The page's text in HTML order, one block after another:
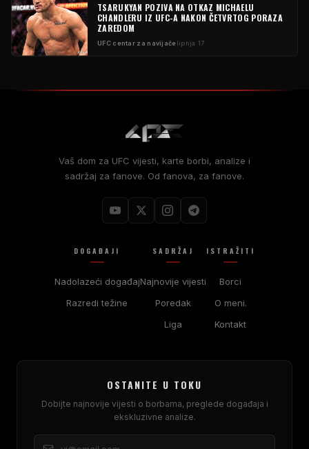
TSARUKYAN POZIVA NA OTKAZ MICHAELU
CHANDLERU IZ UFC-A NAKON ČETVRTOG PORAZA
ZAREDOM
UFC centar za navijačelipnja 17
Vaš dom za UFC vijesti, karte borbi, analize i
sadržaj za fanove. Od fanova, za fanove.
DOGAĐAJI
Nadolazeći događaj
Razredi težine
SADRŽAJ
Najnovije vijesti
Poredak
Liga
ISTRAŽITI
Borci
O meni.
Kontakt
OSTANITE U TOKU
Dobijte najnovije vijesti o borbama, preglede događaja i
ekskluzivne analize.